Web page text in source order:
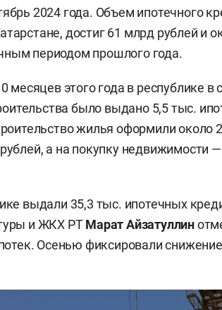
2024 года. Объем ипотечного
достиг 61 млрд рублей и
периодом прошлого года.
месяцев этого года в республике в
было выдано 5,5 тыс.
жилья оформили около
а на покупку недвижимости
выдали 35,3 тыс. ипотечных
и ЖКХ РТМарат Айзатуллин
Осенью фиксировали снижение